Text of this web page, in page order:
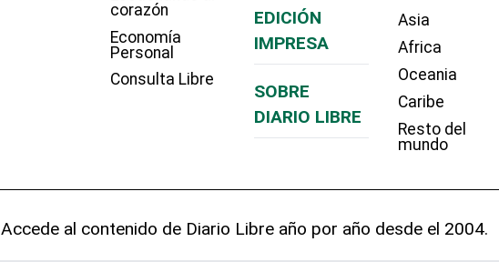
corazón
Economía
Personal
Consulta Libre
EDICIÓN
IMPRESA
SOBRE
DIARIO LIBRE
Asia
Africa
Oceania
Caribe
Resto del
mundo
Accede al contenido de Diario Libre año por año desde el 2004.